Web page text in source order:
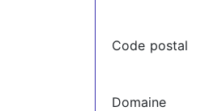
Code postal
Domaine